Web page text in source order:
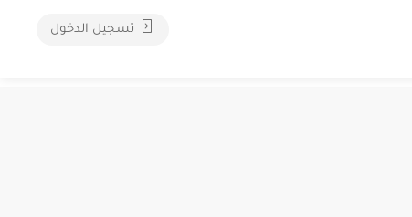
تسجيل الدخول